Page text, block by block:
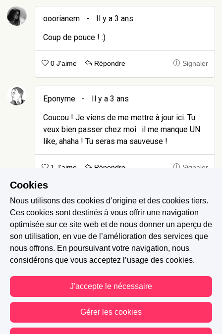
ooorianem -
Il y a 3 ans
Coup de pouce ! :)
0 J'aime Répondre Signaler
Eponyme -
Il y a 3 ans
Coucou ! Je viens de me mettre à jour ici. Tu
veux bien passer chez moi : il me manque UN
like, ahaha ! Tu seras ma sauveuse !
1 J'aime Répondre Signaler
ooorianem -
Il y a 3 ans
merci ! c'est parti, j'arrive te sauver ! haha
:)
0 J'aime Signaler
Cookies
Nous utilisons des cookies d’origine et des cookies tiers.
Ces cookies sont destinés à vous offrir une navigation
optimisée sur ce site web et de nous donner un aperçu de
son utilisation, en vue de l’amélioration des services que
nous offrons. En poursuivant votre navigation, nous
considérons que vous acceptez l’usage des cookies.
J'accepte le nécessaire
Gérer les cookies